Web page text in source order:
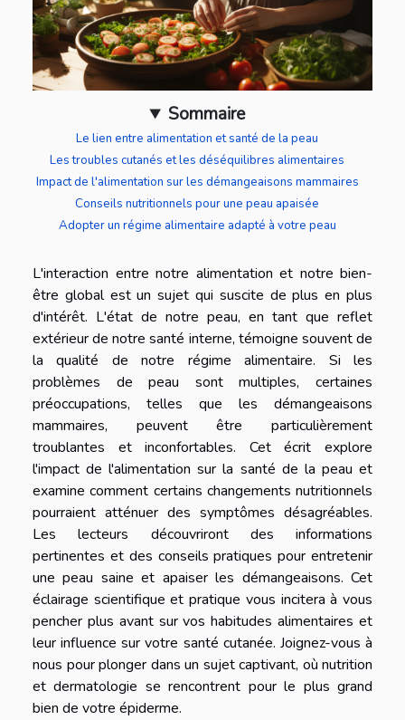
Sommaire
Le lien entre alimentation et santé de la peau
Les troubles cutanés et les déséquilibres alimentaires
Impact de l'alimentation sur les démangeaisons mammaires
Conseils nutritionnels pour une peau apaisée
Adopter un régime alimentaire adapté à votre peau
L'interaction entre notre alimentation et notre bien-
être global est un sujet qui suscite de plus en plus
d'intérêt. L'état de notre peau, en tant que reflet
extérieur de notre santé interne, témoigne souvent de
la qualité de notre régime alimentaire. Si les
problèmes de peau sont multiples, certaines
préoccupations, telles que les démangeaisons
mammaires, peuvent être particulièrement
troublantes et inconfortables. Cet écrit explore
l'impact de l'alimentation sur la santé de la peau et
examine comment certains changements nutritionnels
pourraient atténuer des symptômes désagréables.
Les lecteurs découvriront des informations
pertinentes et des conseils pratiques pour entretenir
une peau saine et apaiser les démangeaisons. Cet
éclairage scientifique et pratique vous incitera à vous
pencher plus avant sur vos habitudes alimentaires et
leur influence sur votre santé cutanée. Joignez-vous à
nous pour plonger dans un sujet captivant, où nutrition
et dermatologie se rencontrent pour le plus grand
bien de votre épiderme.